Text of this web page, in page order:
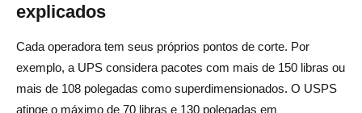
Aproveitando os serviços de remessa híbridos
Aproveitando os descontos comerciais e os programas
de associação
Lista de verificação passo a passo para envio de itens
explicados
Cada operadora tem seus próprios pontos de corte. Por
exemplo, a UPS considera pacotes com mais de 150 libras ou
mais de 108 polegadas como superdimensionados. O USPS
atinge o máximo de 70 libras e 130 polegadas em